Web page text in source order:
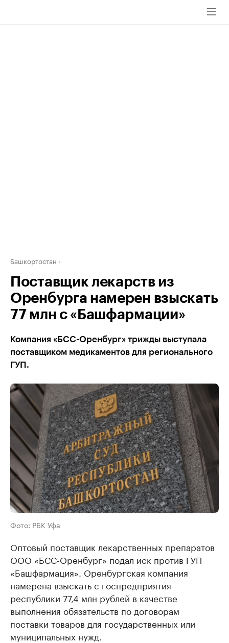
Башкортостан
Поставщик лекарств из
Оренбурга намерен взыскать
77 млн с «Башфармации»
Компания «БСС-Оренбург» трижды выступала
поставщиком медикаментов для регионального
ГУП.
Фото: РБК Уфа
Оптовый поставщик лекарственных препаратов
ООО «БСС-Оренбург» подал иск против ГУП
«Башфармация». Оренбургская компания
намерена взыскать с госпредприятия
республики 77,4 млн рублей в качестве
выполнения обязательств по договорам
поставки товаров для государственных или
муниципальных нужд.